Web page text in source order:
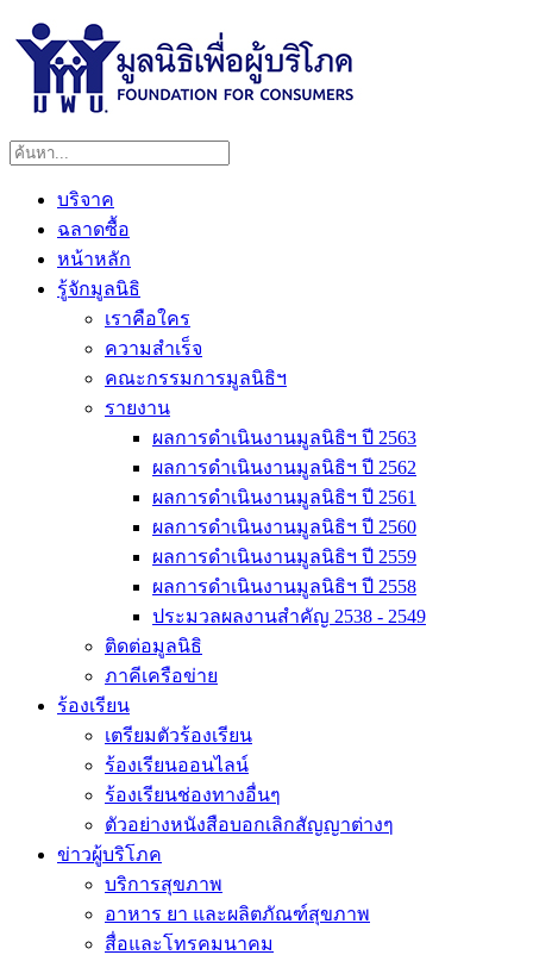
บริจาค
ฉลาดซื้อ
หน้าหลัก
รู้จักมูลนิธิ
เราคือใคร
ความสำเร็จ
คณะกรรมการมูลนิธิฯ
รายงาน
ผลการดำเนินงานมูลนิธิฯ ปี 2563
ผลการดำเนินงานมูลนิธิฯ ปี 2562
ผลการดำเนินงานมูลนิธิฯ ปี 2561
ผลการดำเนินงานมูลนิธิฯ ปี 2560
ผลการดำเนินงานมูลนิธิฯ ปี 2559
ผลการดำเนินงานมูลนิธิฯ ปี 2558
ประมวลผลงานสำคัญ 2538 - 2549
ติดต่อมูลนิธิ
ภาคีเครือข่าย
ร้องเรียน
เตรียมตัวร้องเรียน
ร้องเรียนออนไลน์
ร้องเรียนช่องทางอื่นๆ
ตัวอย่างหนังสือบอกเลิกสัญญาต่างๆ
ข่าวผู้บริโภค
บริการสุขภาพ
อาหาร ยา และผลิตภัณฑ์สุขภาพ
สื่อและโทรคมนาคม